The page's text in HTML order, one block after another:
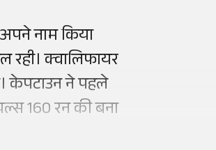
अपने नाम किया
क्वालिफायर
केपटाउन ने पहले
160 रन की बना